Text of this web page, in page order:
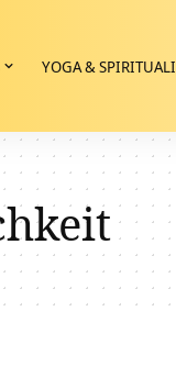
YOGA &